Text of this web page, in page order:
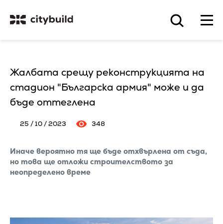
Жалбата срещу реконструкцията на
стадион "Българска армия" може и да
бъде оттеглена
25 / 10 / 2023 348
Иначе вероятно тя ще бъде отхвърлена от съда,
но това ще отложи строителството за
неопределено време